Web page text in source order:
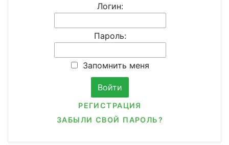
Логин:
Пароль:
Запомнить меня
РЕГИСТРАЦИЯ
ЗАБЫЛИ СВОЙ ПАРОЛЬ?